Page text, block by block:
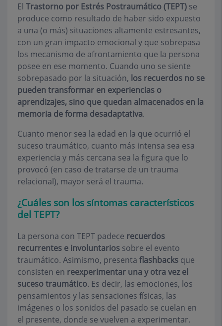
El Trastorno por Estrés Postraumático (TEPT) se
produce como resultado de haber sido expuesto
a una (o más) situaciones altamente estresantes,
con un gran impacto emocional y que sobrepasa
los mecanismo de afrontamiento que la persona
posee en ese momento. Cuando uno se siente
sobrepasado por la situación, los recuerdos no se
pueden transformar en experiencias o
aprendizajes, sino que quedan almacenados en la
memoria de forma desadaptativa.
Cuanto menor sea la edad en la que ocurrió el
suceso traumático, cuanto más intensa sea esa
experiencia y más cercana sea la figura que lo
provocó (en caso de tratarse de un trauma
relacional), mayor será el trauma.
¿Cuáles son los síntomas característicos
del TEPT?
La persona con TEPT padece recuerdos
recurrentes e involuntarios sobre el evento
traumático. Asimismo, presenta flashbacks que
consisten en reexperimentar una y otra vez el
suceso traumático. Es decir, las emociones, los
pensamientos y las sensaciones físicas, las
imágenes o los sonidos del pasado se cuelan en
el presente, donde se vuelven a experimentar.